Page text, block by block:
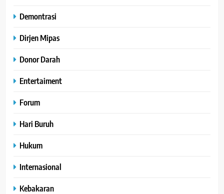
Demontrasi
Dirjen Mipas
Donor Darah
Entertaiment
Forum
Hari Buruh
Hukum
Internasional
Kebakaran